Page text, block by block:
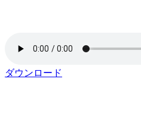
ダウンロード